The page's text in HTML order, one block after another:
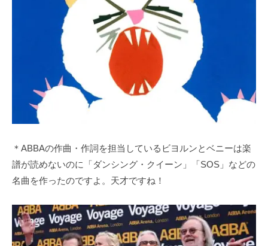
＊ABBAの作曲・作詞を担当しているビヨルンとベニーは楽
譜が読めないのに「ダンシング・クイーン」「SOS」などの
名曲を作ったのですよ。天才ですね！